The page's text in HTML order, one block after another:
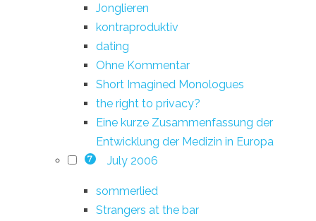
Jonglieren
kontraproduktiv
dating
Ohne Kommentar
Short Imagined Monologues
the right to privacy?
Eine kurze Zusammenfassung der
Entwicklung der Medizin in Europa
7 July 2006
sommerlied
Strangers at the bar